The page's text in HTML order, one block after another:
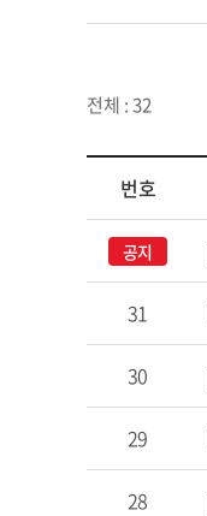
전체 : 32
번호
공지
31
30
29
28